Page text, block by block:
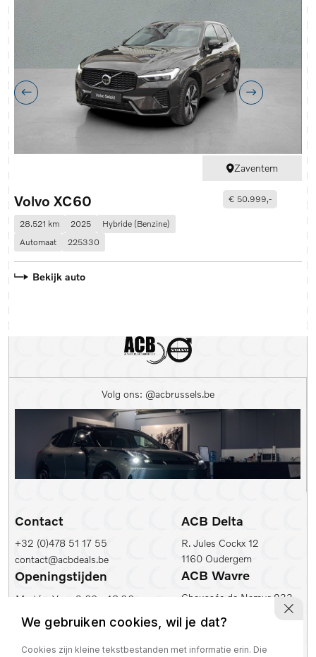
Zaventem
Volvo XC60
28.521 km 2025
Hybride (Benzine)
Automaat
225330
€ 50.999,-
Bekijk auto
Volg ons: @acbrussels.be
Contact
+32 (0)478 51 17 55
contact@acbdeals.be
Openingstijden
Ma t/m Vr:
9.00 - 18.00
Zaterdag:
10.00 - 17.00
ACB Zaventem
Leuvensesteenweg 430
ACB Delta
R. Jules Cockx 12
1160 Oudergem
ACB Wavre
Chaussée de Namur 233
ACB Leuven
Ambachtenlaan 2
We gebruiken cookies, wil je dat?
Cookies zijn kleine tekstbestanden met informatie erin. Die